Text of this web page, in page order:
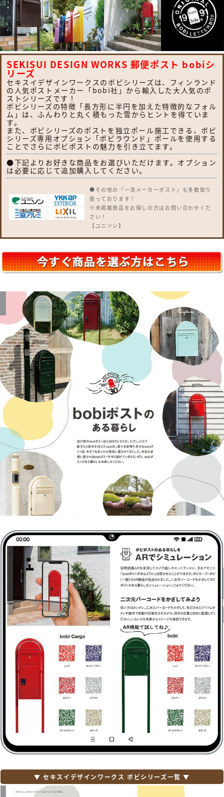
SEKISUI DESIGN WORKS 郵便ポスト bobiシ
リーズ
セキスイデザインワークスのボビシリーズは、フィンランド
の人気ポストメーカー「bobi社」から輸入した大人気のポ
ストシリーズです！
ボビシリーズの特徴「長方形に半円を加えた特徴的なフォル
ム」は、ふんわりと丸く積もった雪からヒントを得ていま
す。
また、ボビシリーズのポストを独立ポール施工できる、ボビ
シリーズ専用オプション「ボビラウンド」ポールを使用する
ことでさらにボビポストの魅力を引き立てます。
●下記よりお好きな商品をお選びいただけます。オプション
は必要に応じて追加購入してください。
●その他の「一流メーカーポスト」も多数取り
扱っております！
※未掲載商品をお探しの方はお問い合わせくだ
さい！
【ユニソン】
サ・テラII・プラスト・ヴィコDB・ヴィコ
WH・ヴィコBI・アンテ・ラディ・ヴィルク・
イオス・ルージュ・コラーナ・オスト・リー
ルシアス 宅配ボックス・ポスティモ 宅配ボック
ス・独立型ポスト フィッテ・ポスティモ・G3
型・G4型・エクステリアポスト T4型・T5型・
T6B型・T9型・T9R型・T9L型・T10型・T11
型・T12型・T13型・T14型・プリュード ポス
ト・FX01型・FX02型・FX03型・Jポスト・
HS1型・BA14型・
【三協アルミ】
SWE型・SWC型・JWHP型・SMA型・SWM-S
型・SWD型・STS-1N型・STS-2N型・KA型・
BA型・HA型・HS型・OS型・SON型・SOV
型・SOR型・SKU型
【LIXIL / リクシル】
宅配ボックスKT・宅配ボックスKL・スマート宅
配ポスト・ネクストポスト L-1型・エクスポス
ト グレイス・FS・ヴェール・ハングス・プレイ
ン・フラット横型ポスト・アクシィ横型ポス
ト・セキュリティ縦型ポスト・フラット縦型ポ
スト・スリム縦型ポスト・縦型ポスト・箱型タ
イプ・口金タイプ・アメリカンポスト・アメリ
カンタイプ・TOEXポスト
【オンリーワン クラブ エクステリア】
ハイビポスト・グランスタンド・オーパス クー
ル・パーサス ネオ・ジョイ・クラッシー スクエ
ア・クーリエ・和の文・ナミプラス アール・ソ
ファイン ウッド・ノイエキューブ・ライク・テ
ィンバー・モリビア・カーブス・ソニック・ゼ
ラフィーニ・イルヴァリオ グレイン・クレール
ヌーヴォ・ボーノ レボ・トーン・ティーポ グレ
イン・ファン セイル・ディーポスト・フィール
II・ノーラン・マカロン・ミルク・カヌレ・テ
ディ・メリィ・アルコ・ポスタ プラスII
【セキスイデザインワークス】
Bobi（ボビ）・BonBobi（ボンボビ）・
BobiCargo（ボビカーゴ）・bobiround（ボ
ビラウンド）・メリピラリ・Moominbobi（ム
ーミンボビ）・オスロ・ノボックス・ティンブ
ク・ボン・キョウト・シェルプール・トウキョ
ウ・ベガス・ディープノブロック・マックスノ
ブロック・メンフィス・ビバリー・ダニング・
エリカデザインライン・フラボックス・レター
ボックスマン
【パナソニック エクステリア】
サインポスト・小包ポスト パケモ-UF・フェイ
フェイサス-int・ユニサス・ユーロバッグ・BM
型・EM型・KC型・BS型・クリアス-FF・テセ
ラフレーム・アーキフレーム・コンボ・コンボ
ライト
【四国化成】
KH型・KF型
▼ セキスイデザインワークス ボビシリーズ一覧 ▼